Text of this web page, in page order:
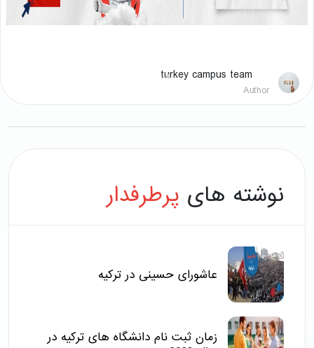
turkey campus team
Author
نوشته هایپرطرفدار
عاشورای حسینی در ترکیه
زمان ثبت نام دانشگاه های ترکیه در